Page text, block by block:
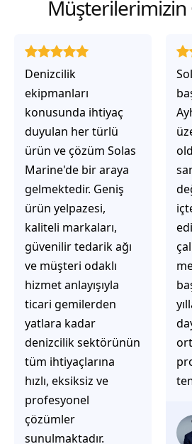
Müşterilerimizin
Solas Marine ailesine,
başta Aykut Bey ve
Ayhan Bey olmak
üzere, göstermiş
oldukları güven,
samimiyet, destek ve
değerli iş birliği için
içtenlikle teşekkür
ediyorum. Birlikte
çalışmaktan büyük
memnuniyet duyuyor,
başarılarla dolu uzun
yıllar boyunca aynı
dayanışma ve güven
ortamında nice
projelere imza atmayı
temenni ediyorum.
Kaptan Deniz